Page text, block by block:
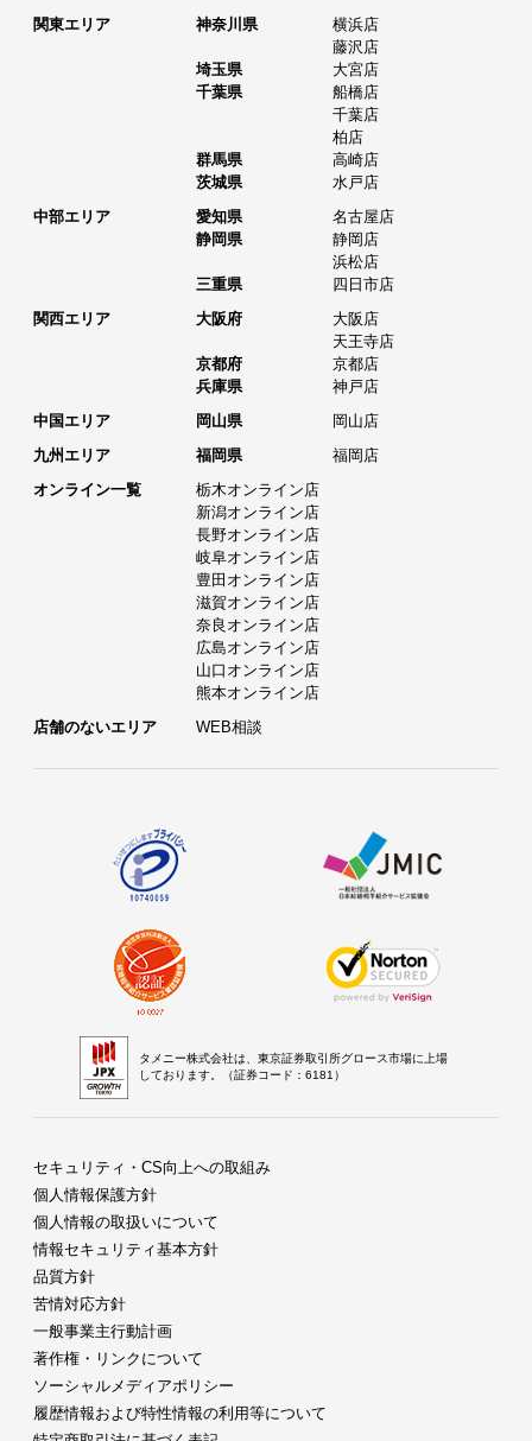
関東エリア
神奈川県
横浜店
藤沢店
埼玉県
大宮店
千葉県
船橋店
千葉店
柏店
群馬県
高崎店
茨城県
水戸店
中部エリア
愛知県
名古屋店
静岡県
静岡店
浜松店
三重県
四日市店
関西エリア
大阪府
大阪店
天王寺店
京都府
京都店
兵庫県
神戸店
中国エリア
岡山県
岡山店
九州エリア
福岡県
福岡店
オンライン一覧
栃木オンライン店
新潟オンライン店
長野オンライン店
岐阜オンライン店
豊田オンライン店
滋賀オンライン店
奈良オンライン店
広島オンライン店
山口オンライン店
熊本オンライン店
店舗のないエリア
WEB相談
タメニー株式会社は、東京証券取引所グロース市場に上場
しております。（証券コード：6181）
セキュリティ・CS向上への取組み
個人情報保護方針
個人情報の取扱いについて
情報セキュリティ基本方針
品質方針
苦情対応方針
一般事業主行動計画
著作権・リンクについて
ソーシャルメディアポリシー
履歴情報および特性情報の利用等について